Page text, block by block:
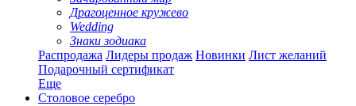
Драгоценное кружево
Wedding
Знаки зодиака
Распродажа Лидеры продаж Новинки Лист желаний
Подарочный сертификат
Еще
Столовое серебро